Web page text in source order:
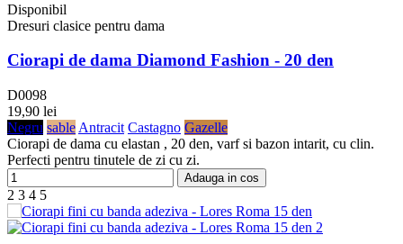
Disponibil
Dresuri clasice pentru dama
Ciorapi de dama Diamond Fashion - 20 den
D0098
19,90 lei
Negru sable Antracit Castagno Gazelle
Ciorapi de dama cu elastan , 20 den, varf si bazon intarit, cu clin.
Perfecti pentru tinutele de zi cu zi.
Adauga in cos
2 3 4 5